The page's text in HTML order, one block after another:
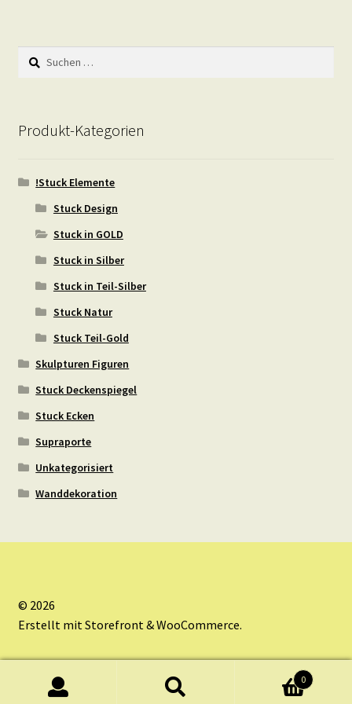
Suchen
nach:
Produkt-Kategorien
!Stuck Elemente
Stuck Design
Stuck in GOLD
Stuck in Silber
Stuck in Teil-Silber
Stuck Natur
Stuck Teil-Gold
Skulpturen Figuren
Stuck Deckenspiegel
Stuck Ecken
Supraporte
Unkategorisiert
Wanddekoration
© 2026
Erstellt mit Storefront & WooCommerce.
0